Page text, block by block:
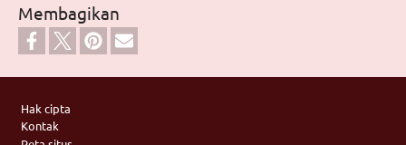
Membagikan
Hak cipta
Kontak